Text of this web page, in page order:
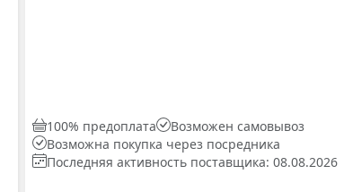
100% предоплата
Возможен самовывоз
Возможна покупка через посредника
Последняя активность поставщика: 08.08.2026